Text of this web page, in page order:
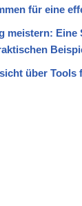
für eine
meistern:
über Tools